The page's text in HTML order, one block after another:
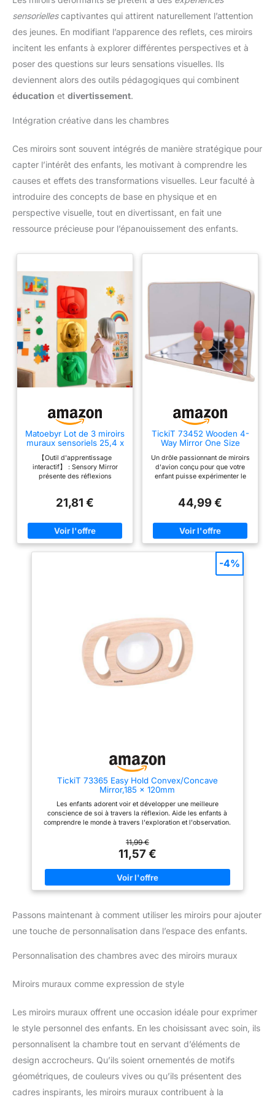
sensoriellescaptivantes qui attirent naturellement l’attention
des jeunes. En modifiant l’apparence des reflets, ces miroirs
incitent les enfants à explorer différentes perspectives et à
poser des questions sur leurs sensations visuelles. Ils
deviennent alors des outils pédagogiques qui combinent
éducation et divertissement.
Intégration créative dans les chambres
Ces miroirs sont souvent intégrés de manière stratégique pour
capter l’intérêt des enfants, les motivant à comprendre les
causes et effets des transformations visuelles. Leur faculté à
introduire des concepts de base en physique et en
perspective visuelle, tout en divertissant, en fait une
ressource précieuse pour l’épanouissement des enfants.
Matoebyr Lot de 3 miroirs
muraux sensoriels 25,4 x
【Outil d'apprentissage
interactif】 : Sensory Mirror
présente des réflexions
permettant aux enfant
sensorielles tout en soutenant
subtilement leur développement
cognitif pendant les séances de
sensorielles, les aires de jeux
ou les espaces de traitement où
la sécurité et la fiabilité sont
indispensables pour les
utilisateurs de âges.
【Encourage le réfléchissant】 :
Conçu pour stimuler le
raisonnement spatial et
environnement. Compagnon de
temps sur le ventre : le miroir
sensoriel à bulles favorise le
développement des
motrices grâce à des fonctions
de bulles attrayantes qui
captivent l'attention, soutiennent
temps sur le ventre et offrent
ses surfaces réfléchissantes
l'exploration sensorielle. Large
miroir sensoriel pour tout-petits
favorise la croissance cognitive
et physique en transformant les
d'apprentissage immersifs, ce
sensorielles.
21,81 €
TickiT 73452 Wooden 4-
Way Mirror One Size
Un drôle passionnant de miroirs
d'avion conçu pour que votre
enfant puisse expérimenter le
l'arrière à l'infini Votre enfant
le jeu imaginatif Dimensions (H
x L x l) : 30 x 45,7 x 23,8 cm.
44,99 €
TickiT 73365 Easy Hold Convex/Concave
Mirror,185 x 120mm
Les enfants adorent voir et développer une meilleure
conscience de soi à travers la réflexion. Aide les enfants à
comprendre le monde à travers l'exploration et l'observation.
grande face de 83 mm de diamètre. Les grosses poignées
sont faciles à tenir pour les petites mains Dimensions : 185 x
120mm (miroir 80mm de diamètre). 12m+
11,99 €
11,57 €
-4%
Passons maintenant à comment utiliser les miroirs pour ajouter
une touche de personnalisation dans l’espace des enfants.
Personnalisation des chambres avec des miroirs muraux
Miroirs muraux comme expression de style
Les miroirs muraux offrent une occasion idéale pour exprimer
le style personnel des enfants. En les choisissant avec soin, ils
personnalisent la chambre tout en servant d’éléments de
design accrocheurs. Qu’ils soient ornementés de motifs
géométriques, de couleurs vives ou qu’ils présentent des
cadres inspirants, les miroirs muraux contribuent à la